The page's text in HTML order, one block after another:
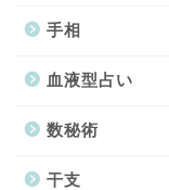
手相
血液型占い
数秘術
干支